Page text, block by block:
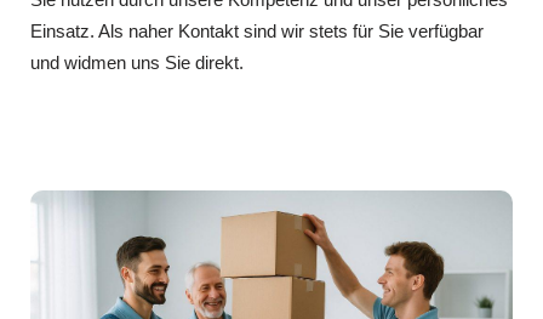
Einsatz. Als naher Kontakt sind wir stets für Sie verfügbar
und widmen uns Sie direkt.